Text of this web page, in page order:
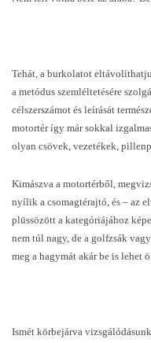
Tehát, a burkolatot
a metódus szemléltetésére
célszerszámot és leírását
motortér így már sokkal
olyan csövek, vezetékek,
Kimászva a motortérből,
nyílik a csomagtérajtó, és – az
plüssözött a kategóriájához
nem túl nagy, de a golfzsák
meg a hagymát akár be is lehet
Ismét körbejárva vizsgálódásunk